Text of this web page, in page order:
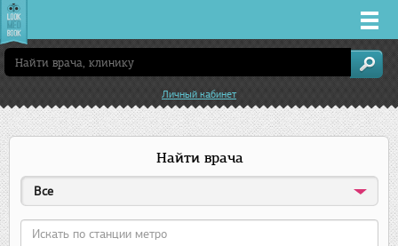
Врачи
Клиники
Лекарства
Личный кабинет
Найти врача
Все